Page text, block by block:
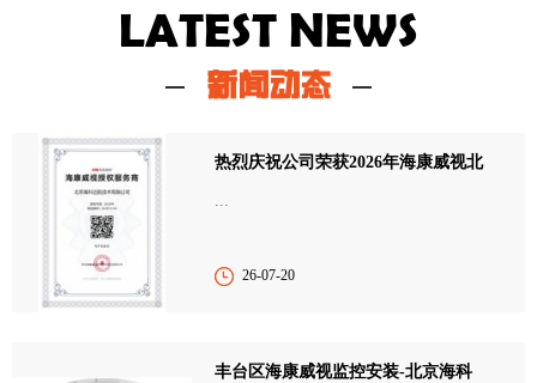
LATEST NEWS
新闻动态
热烈庆祝公司荣获2026年海康威视北
26-07-20
丰台区海康威视监控安装-北京海科